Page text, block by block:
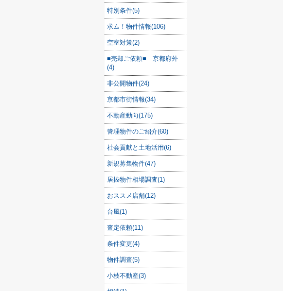
特別条件(5)
求ム！物件情報(106)
空室対策(2)
■売却ご依頼■ 京都府外
(4)
非公開物件(24)
京都市街情報(34)
不動産動向(175)
管理物件のご紹介(60)
社会貢献と土地活用(6)
新規募集物件(47)
居抜物件相場調査(1)
おススメ店舗(12)
台風(1)
査定依頼(11)
条件変更(4)
物件調査(5)
小枝不動産(3)